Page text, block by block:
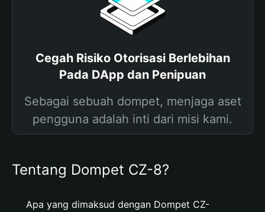
Cegah Risiko Otorisasi Berlebihan
Pada DApp dan Penipuan
Sebagai sebuah dompet, menjaga aset
pengguna adalah inti dari misi kami.
Tentang Dompet CZ-8?
Apa yang dimaksud dengan Dompet CZ-